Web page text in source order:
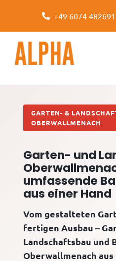
content
+49 6074
Leistungen
Über uns
Kontakt
GARTEN- &
OBERWALLMENACH
Garten- und
umfassende
aus einer Hand
Vom gestalteten
fertigen Ausbau –
Landschaftsbau und
Oberwallmenach aus